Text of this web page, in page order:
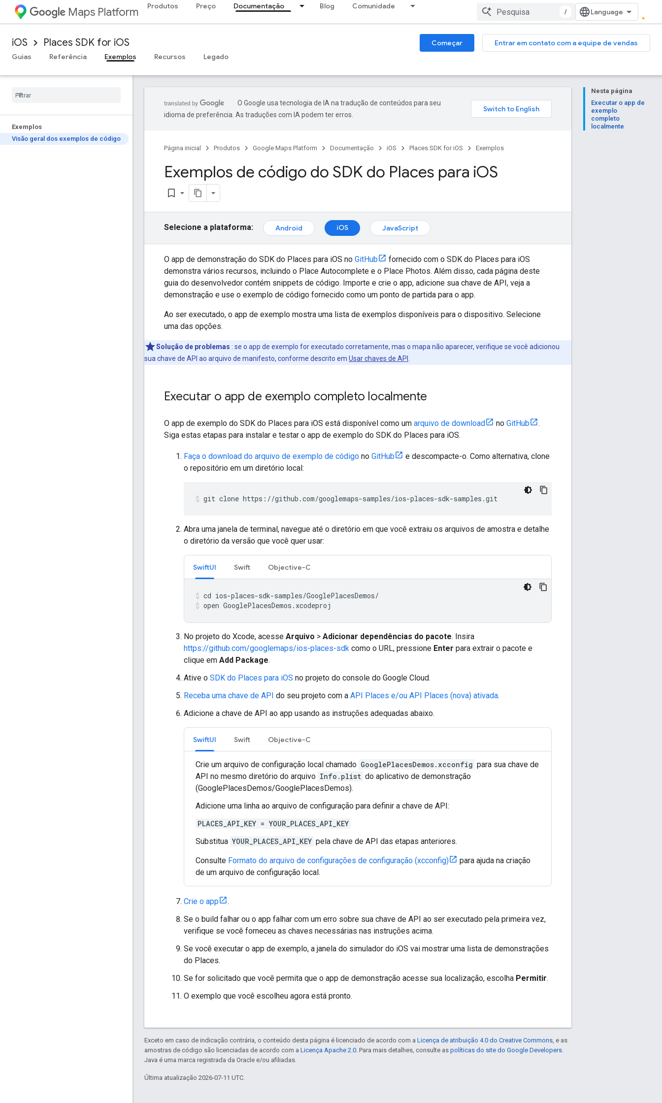
Maps Platform Produtos Preço Documentação Blog Comunidade
/
iOS Places SDK for iOS Começar
Entrar em contato com a equipe de vendas
Guias
Referência Exemplos Recursos Legado
Exemplos
Visão geral dos exemplos de código
Nesta página
Executar o app de
exemplo
completo
localmente
O Google usa tecnologia de IA na tradução de conteúdos para seu
idioma de preferência. As traduções com IA podem ter erros.
Página inicial Produtos Google Maps Platform Documentação iOS Places SDK for iOS Exemplos
Exemplos de código do SDK do Places para iOS
bookmark_border
Selecione a plataforma: Android iOS JavaScript
O app de demonstração do SDK do Places para iOS no GitHub
fornecido com o SDK do Places para iOS
demonstra vários recursos, incluindo o Place Autocomplete e o Place Photos. Além disso, cada página deste
guia do desenvolvedor contém snippets de código. Importe e crie o app, adicione sua chave de API, veja a
demonstração e use o exemplo de código fornecido como um ponto de partida para o app.
Ao ser executado, o app de exemplo mostra uma lista de exemplos disponíveis para o dispositivo. Selecione
uma das opções.
Solução de problemas : se o app de exemplo for executado corretamente, mas o mapa não aparecer, verifique se você adicionou
sua chave de API ao arquivo de manifesto, conforme descrito em Usar chaves de API
Executar o app de exemplo completo localmente
O app de exemplo do SDK do Places para iOS está disponível como um arquivo de download no GitHub
.
Siga estas etapas para instalar e testar o app de exemplo do SDK do Places para iOS.
Faça o download do arquivo de exemplo de código no GitHub
e descompacte-o. Como alternativa, clone
o repositório em um diretório local:
git clone https://github.com/googlemaps-samples/ios-places-sdk-samples.git
Abra uma janela de terminal, navegue até o diretório em que você extraiu os arquivos de amostra e detalhe
o diretório da versão que você quer usar:
SwiftUI Swift Objective-C
open GooglePlacesDemos.xcodeproj
No projeto do Xcode, acesse Arquivo > Adicionar dependências do pacote. Insira
https://github.com/googlemaps/ios-places-sdk como o URL, pressione Enter para extrair o pacote e
clique em Add Package.
Ative o SDK do Places para iOS no projeto do console do Google Cloud.
Receba uma chave de API do seu projeto com a API Places e/ou API Places (nova) ativada.
Adicione a chave de API ao app usando as instruções adequadas abaixo.
SwiftUI Swift Objective-C
Crie um arquivo de configuração local chamado GooglePlacesDemos.xcconfig para sua chave de
API no mesmo diretório do arquivo Info.plist do aplicativo de demonstração
(GooglePlacesDemos/GooglePlacesDemos).
Adicione uma linha ao arquivo de configuração para definir a chave de API:
PLACES_API_KEY = YOUR_PLACES_API_KEY
Substitua YOUR_PLACES_API_KEY pela chave de API das etapas anteriores.
Consulte Formato do arquivo de configurações de configuração (xcconfig)
para ajuda na criação
de um arquivo de configuração local.
Crie o app
.
Se o build falhar ou o app falhar com um erro sobre sua chave de API ao ser executado pela primeira vez,
verifique se você forneceu as chaves necessárias nas instruções acima.
Se você executar o app de exemplo, a janela do simulador do iOS vai mostrar uma lista de demonstrações
do Places.
Se for solicitado que você permita que o app de demonstração acesse sua localização, escolha Permitir.
O exemplo que você escolheu agora está pronto.
Exceto em caso de indicação contrária, o conteúdo desta página é licenciado de acordo com a Licença de atribuição 4.0 do Creative Commons , e as
amostras de código são licenciadas de acordo com a Licença Apache 2.0 . Para mais detalhes, consulte as políticas do site do Google Developers
Java é uma marca registrada da Oracle e/ou afiliadas.
Última atualização 2026-07-11 UTC.